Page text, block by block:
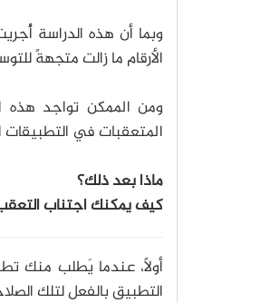
وبما أن هذه الدراسة
الأرقام ما زالت متجهةً
ومن الممكن تواجد هذه
المتعقبات في التطبيقات
ماذا بعد ذلك؟
كيف يمكنك اجتناب
أولاً، عندما يَطلب منك
التطبيق بالفعل لتلك